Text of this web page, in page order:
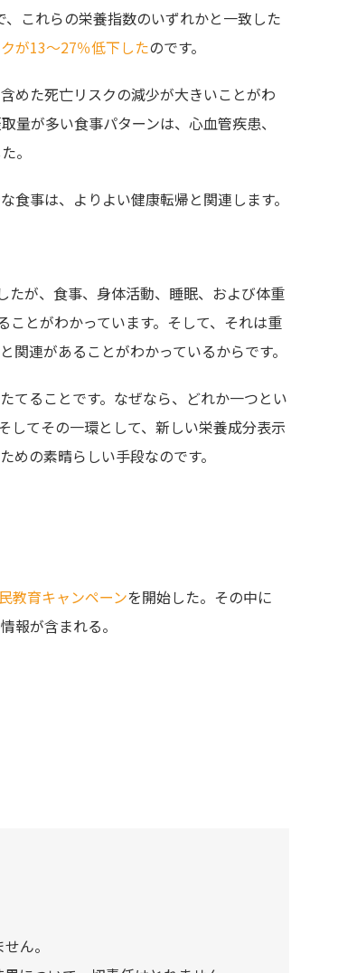
これらの栄養指数のいずれかと一致した
が13～27％低下したのです。
めた死亡リスクの減少が大きいことがわ
量が多い食事パターンは、心血管疾患、
。
事は、よりよい健康転帰と関連します。
たが、食事、身体活動、睡眠、および体重
ことがわかっています。そして、それは重
連があることがわかっているからです。
てることです。なぜなら、どれか一つとい
してその一環として、新しい栄養成分表示
の素晴らしい手段なのです。
教育キャンペーンを開始した。その中に
報が含まれる。
ん。